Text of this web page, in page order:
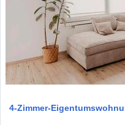
4-Zimmer-